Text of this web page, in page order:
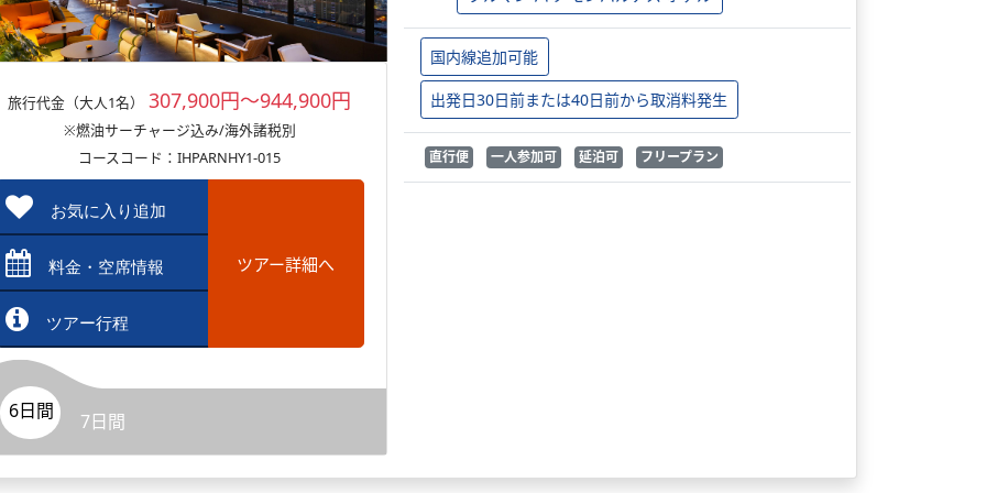
旅行代金（大人1名） 307,900円～944,900円
※燃油サーチャージ込み/海外諸税別
コースコード：IHPARNHY1-015
お気に入り追加
料金・空席情報
ツアー行程
ツアー詳細へ
6日間 7日間
国内線追加可能
出発日30日前または40日前から取消料発生
直行便 一人参加可 延泊可 フリープラン